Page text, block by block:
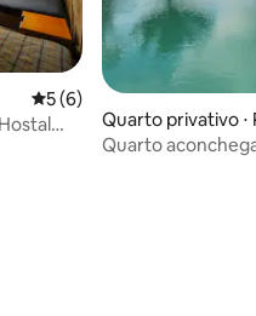
5 de uma avaliação média
5 (6)
Quarto privativo ⋅
Quarto